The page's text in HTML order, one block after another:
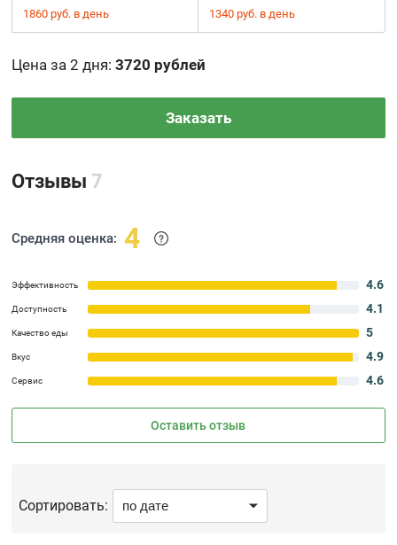
1860 руб. в день 1340 руб. в день
Цена за 2 дня:3720 рублей
Заказать
Отзывы 7
Средняя оценка: 4
Эффективность 4.6
Доступность 4.1
Качество еды 5
Вкус 4.9
Сервис 4.6
Оставить отзыв
Сортировать: